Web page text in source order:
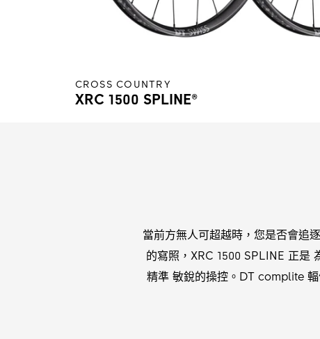
CROSS COUNTRY
XRC 1500 SPLINE®
當前方無人可超越時，您是否會追
的寫照，XRC 1500 SPLINE 正是
精準 敏銳的操控。DT complite